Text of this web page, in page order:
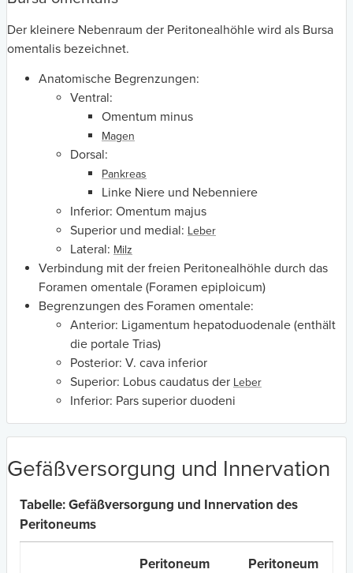
Der kleinere Nebenraum der Peritonealhöhle wird als Bursa
omentalis bezeichnet.
Anatomische Begrenzungen:
Ventral:
Omentum minus
Magen
Dorsal:
Pankreas
Linke Niere und Nebenniere
Inferior: Omentum majus
Superior und medial: Leber
Lateral: Milz
Verbindung mit der freien Peritonealhöhle durch das
Foramen omentale (Foramen epiploicum)
Begrenzungen des Foramen omentale:
Anterior: Ligamentum hepatoduodenale (enthält
die portale Trias)
Posterior: V. cava inferior
Superior: Lobus caudatus der Leber
Inferior: Pars superior duodeni
Gefäßversorgung und Innervation
Tabelle: Gefäßversorgung und Innervation des
Peritoneums
Peritoneum
Peritoneum